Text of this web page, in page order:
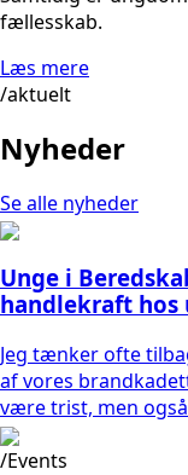
fællesskab.
Læs mere
/aktuelt
Nyheder
Se alle nyheder
Unge i
handlekraft hos
Jeg tænker ofte
af vores
være trist, men
/Events